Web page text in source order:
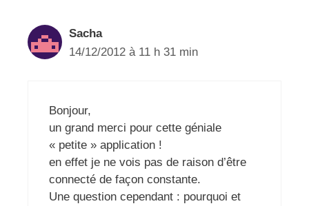
Sacha
14/12/2012 à 11 h 31 min
Bonjour,
un grand merci pour cette géniale
« petite » application !
en effet je ne vois pas de raison d’être
connecté de façon constante.
Une question cependant : pourquoi et